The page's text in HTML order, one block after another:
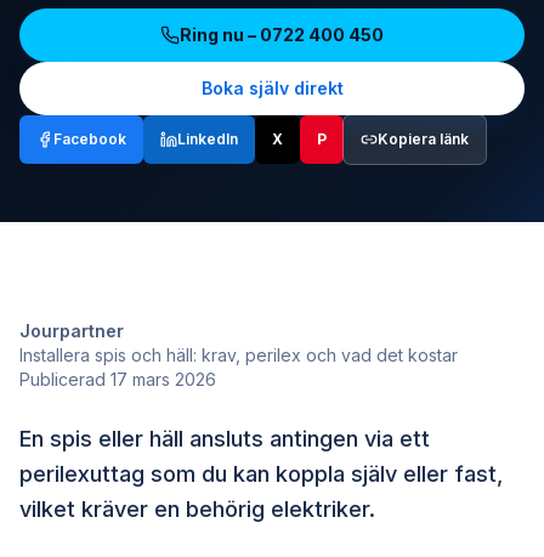
Ring nu – 0722 400 450
Boka själv direkt
Facebook LinkedIn X P Kopiera länk
Jourpartner
Installera spis och häll: krav, perilex och vad det kostar
Publicerad 17 mars 2026
En spis eller häll ansluts antingen via ett
perilexuttag som du kan koppla själv eller fast,
vilket kräver en behörig elektriker.